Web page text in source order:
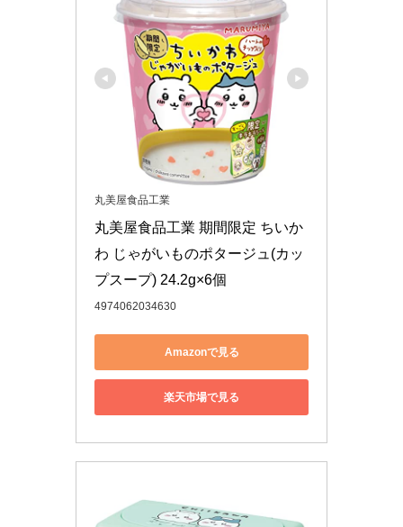
丸美屋食品工業
丸美屋食品工業 期間限定 ちいか
わ じゃがいものポタージュ(カッ
プスープ) 24.2g×6個
4974062034630
Amazonで見る
楽天市場で見る